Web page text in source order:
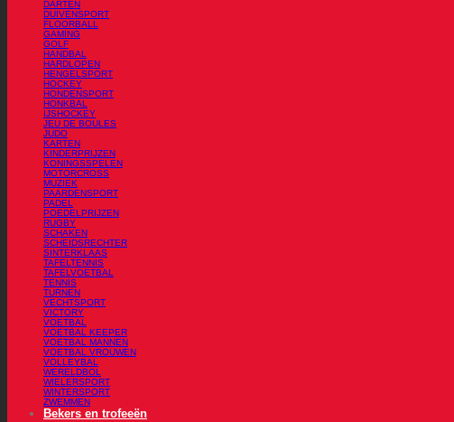
DARTEN
DUIVENSPORT
FLOORBALL
GAMING
GOLF
HANDBAL
HARDLOPEN
HENGELSPORT
HOCKEY
HONDENSPORT
HONKBAL
IJSHOCKEY
JEU DE BOULES
JUDO
KARTEN
KINDERPRIJZEN
KONINGSSPELEN
MOTORCROSS
MUZIEK
PAARDENSPORT
PADEL
POEDELPRIJZEN
RUGBY
SCHAKEN
SCHEIDSRECHTER
SINTERKLAAS
TAFELTENNIS
TAFELVOETBAL
TENNIS
TURNEN
VECHTSPORT
VICTORY
VOETBAL
VOETBAL KEEPER
VOETBAL MANNEN
VOETBAL VROUWEN
VOLLEYBAL
WERELDBOL
WIELERSPORT
WINTERSPORT
ZWEMMEN
Bekers en trofeeën